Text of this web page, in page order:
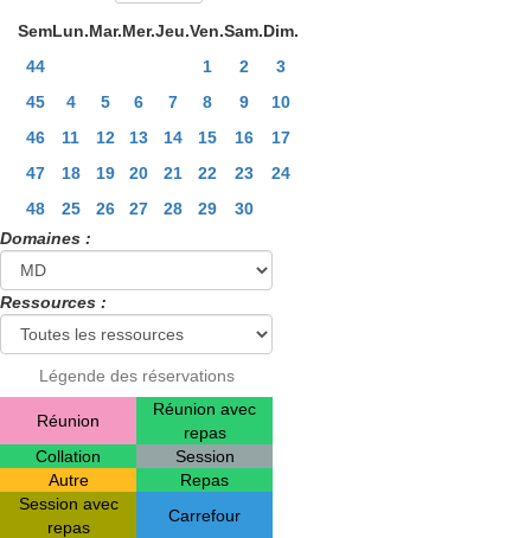
SemLun.Mar.Mer.Jeu.Ven.Sam.Dim.
44
1 2
3
45
4 5 6 7 8 9
10
46
11 12 13 14 15 16
17
47
18 19 20 21 22 23
24
48
25 26 27 28 29
30
Domaines :
Ressources :
Légende des réservations
Réunion
Réunion avec
repas
Collation
Session
Autre
Repas
Session avec
repas
Carrefour